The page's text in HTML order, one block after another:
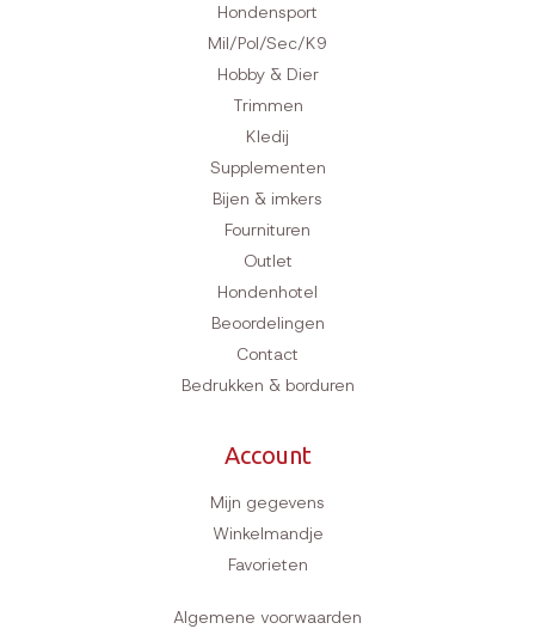
Hondensport
Mil/Pol/Sec/K9
Hobby & Dier
Trimmen
Kledij
Supplementen
Bijen & imkers
Fournituren
Outlet
Hondenhotel
Beoordelingen
Contact
Bedrukken & borduren
Account
Mijn gegevens
Winkelmandje
Favorieten
Algemene voorwaarden